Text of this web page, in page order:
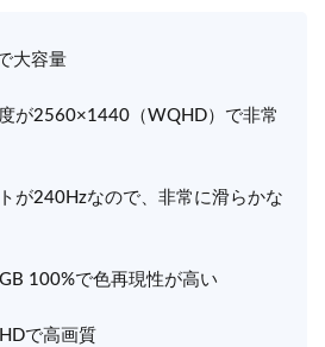
大容量
が2560×1440（WQHD）で非常
が240Hzなので、非常に滑らかな
100%で色再現性が高い
で高画質